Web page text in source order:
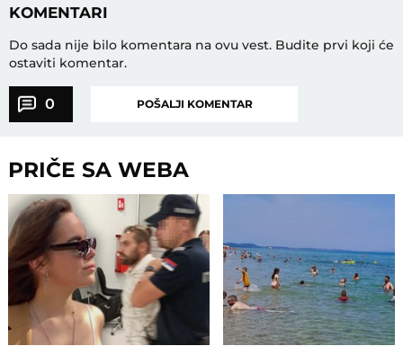
KOMENTARI
Do sada nije bilo komentara na ovu vest. Budite prvi koji će
ostaviti komentar.
0 POŠALJI KOMENTAR
PRIČE SA WEBA